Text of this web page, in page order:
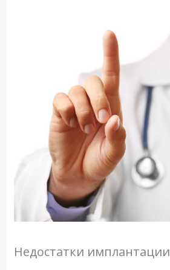
Недостатки имплантации